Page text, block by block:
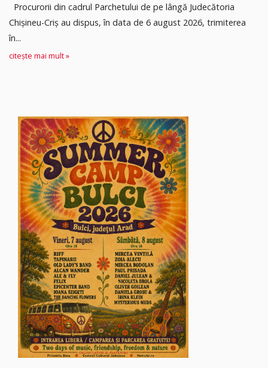
Procurorii din cadrul Parchetului de pe lângă Judecătoria
Chișineu-Criș au dispus, în data de 6 august 2026, trimiterea
în...
citește mai mult »